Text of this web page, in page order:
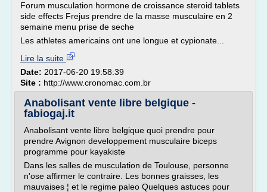
Forum musculation hormone de croissance steroid tablets
side effects Frejus prendre de la masse musculaire en 2
semaine menu prise de seche
Les athletes americains ont une longue et cypionate...
Lire la suite
Date: 2017-06-20 19:58:39
Site : http://www.cronomac.com.br
Anabolisant vente libre belgique -
fabiogaj.it
Anabolisant vente libre belgique quoi prendre pour
prendre Avignon developpement musculaire biceps
programme pour kayakiste
Dans les salles de musculation de Toulouse, personne
n'ose affirmer le contraire. Les bonnes graisses, les
mauvaises ¦ et le regime paleo Quelques astuces pour